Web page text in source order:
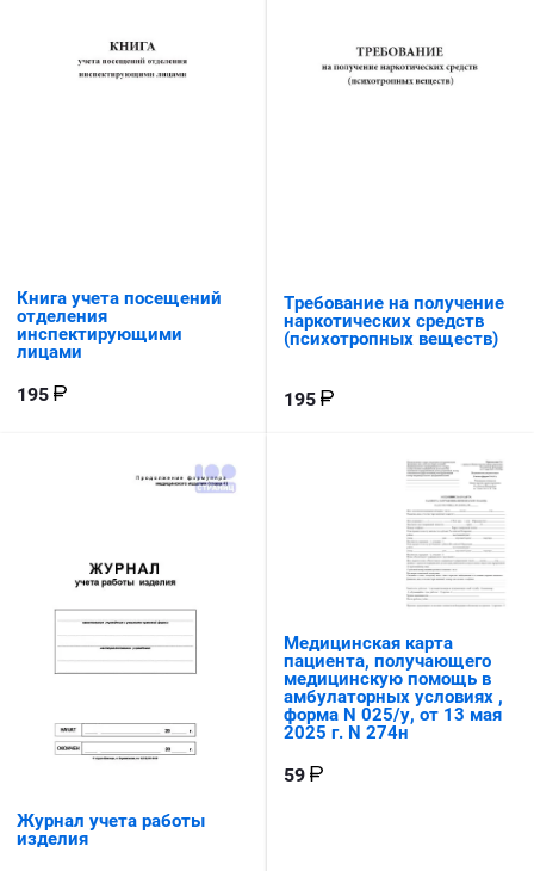
Книга учета посещений
отделения
инспектирующими
лицами
195
Требование на получение
наркотических средств
(психотропных веществ)
195
Журнал учета работы
изделия
Медицинская карта
пациента, получающего
медицинскую помощь в
амбулаторных условиях ,
форма N 025/у, от 13 мая
2025 г. N 274н
59